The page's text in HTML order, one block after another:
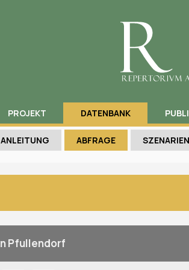
PROJEKT DATENBANK
ANLEITUNG ABFRAGE SZENARIEN